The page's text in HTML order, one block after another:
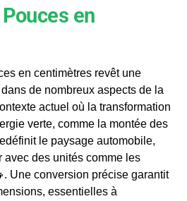
en
en centimètres revêt une
de nombreux aspects de la
actuel où la transformation
verte, comme la montée des
le paysage automobile,
avec des unités comme les
Une conversion précise garantit
essentielles à